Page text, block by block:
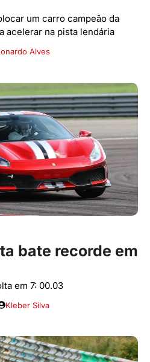
um carro campeão da
acelerar na pista lendária
Alves
bate recorde em
em 7: 00.03
Kleber Silva